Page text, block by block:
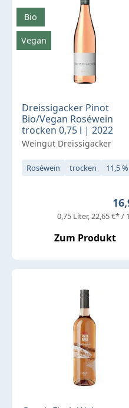
Dreissigacker Pinot
Bio/Vegan Roséwein
trocken 0,75 l | 2022
Weingut Dreissigacker
Roséwein trocken 11,5
0,75 Liter 22,65 €* /
Zum Produkt
Bio
Vegan